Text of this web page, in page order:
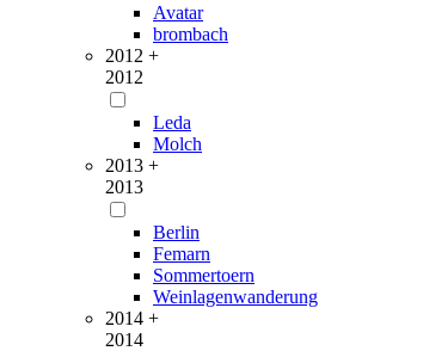
Avatar
brombach
2012 +
2012
Leda
Molch
2013 +
2013
Berlin
Femarn
Sommertoern
Weinlagenwanderung
2014 +
2014